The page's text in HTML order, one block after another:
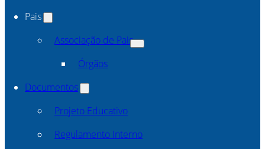
Pais
Associação de Pais
Órgãos
Documentos
Projeto Educativo
Regulamento Interno